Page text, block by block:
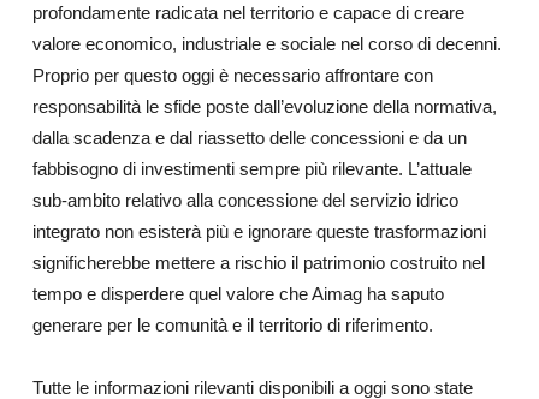
profondamente radicata nel territorio e capace di creare
valore economico, industriale e sociale nel corso di decenni.
Proprio per questo oggi è necessario affrontare con
responsabilità le sfide poste dall’evoluzione della normativa,
dalla scadenza e dal riassetto delle concessioni e da un
fabbisogno di investimenti sempre più rilevante. L’attuale
sub-ambito relativo alla concessione del servizio idrico
integrato non esisterà più e ignorare queste trasformazioni
significherebbe mettere a rischio il patrimonio costruito nel
tempo e disperdere quel valore che Aimag ha saputo
generare per le comunità e il territorio di riferimento.
Tutte le informazioni rilevanti disponibili a oggi sono state